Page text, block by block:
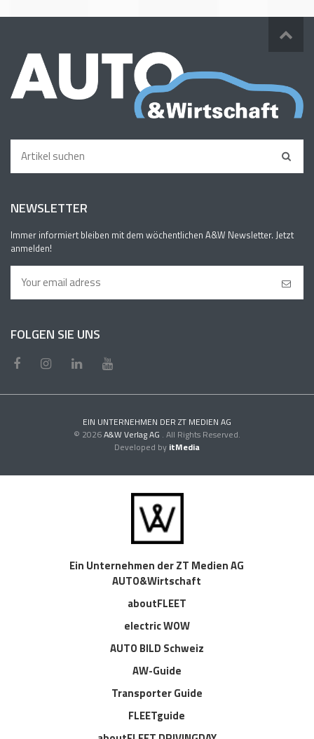
NEWSLETTER
Immer informiert bleiben mit dem wöchentlichen A&W Newsletter. Jetzt
anmelden!
FOLGEN SIE UNS
EIN UNTERNEHMEN DER ZT MEDIEN AG
© 2026A&W Verlag AG . All Rights Reserved.
Developed by itMedia
Ein Unternehmen der ZT Medien AG
AUTO&Wirtschaft
aboutFLEET
electric WOW
AUTO BILD Schweiz
AW-Guide
Transporter Guide
FLEETguide